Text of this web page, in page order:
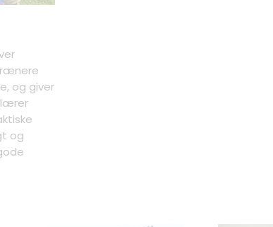
og giver
lærer
og